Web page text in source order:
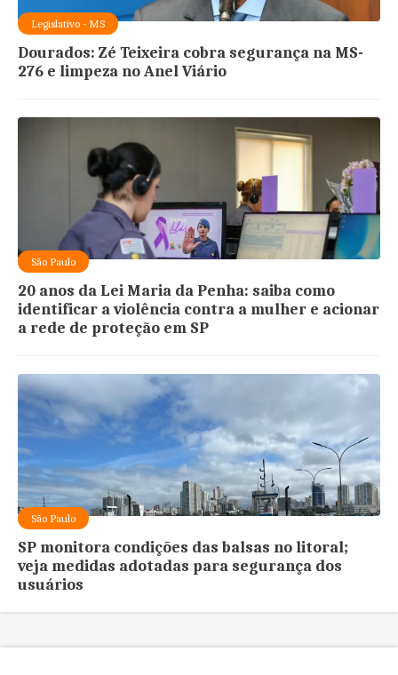
Legislativo - MS
Dourados: Zé Teixeira cobra segurança na MS-
276 e limpeza no Anel Viário
São Paulo
20 anos da Lei Maria da Penha: saiba como
identificar a violência contra a mulher e acionar
a rede de proteção em SP
São Paulo
SP monitora condições das balsas no litoral;
veja medidas adotadas para segurança dos
usuários